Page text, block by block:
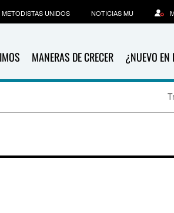
MANERAS DE CRECER ¿NUEVO
UNIDOS NOTICIAS MU